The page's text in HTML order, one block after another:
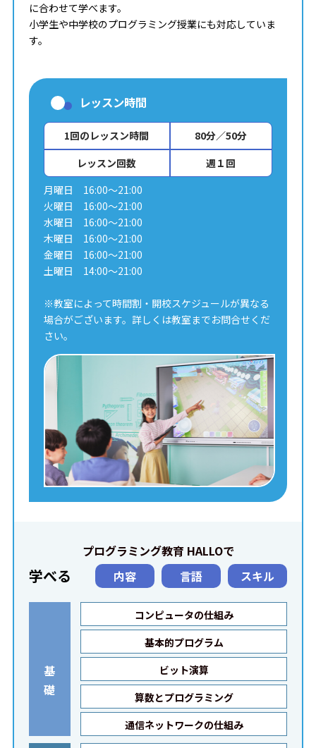
に合わせて学べます。
小学生や中学校のプログラミング授業にも対応していま
す。
レッスン時間
1回のレッスン時間
80分／50分
レッスン回数
週１回
月曜日 16:00～21:00
火曜日 16:00～21:00
水曜日 16:00～21:00
木曜日 16:00～21:00
金曜日 16:00～21:00
土曜日 14:00～21:00
※教室によって時間割・開校スケジュールが異なる
場合がございます。詳しくは教室までお問合せくだ
さい。
プログラミング教育 HALLOで
学べる 内容 言語 スキル
基
礎
コンピュータの仕組み
基本的プログラム
ビット演算
算数とプログラミング
通信ネットワークの仕組み